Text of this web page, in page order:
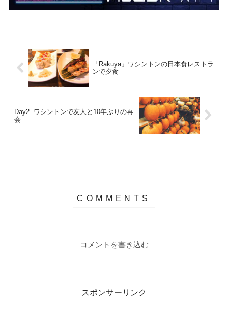
「Rakuya」ワシントンの日本食レストラ
ンで夕食
Day2. ワシントンで友人と10年ぶりの再
会
コメントを書き込む
スポンサーリンク